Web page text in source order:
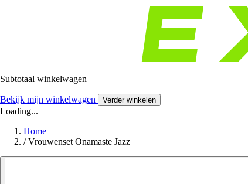
Subtotaal winkelwagen
Bekijk mijn winkelwagen Verder winkelen
Loading...
Home
/ Vrouwenset Onamaste Jazz